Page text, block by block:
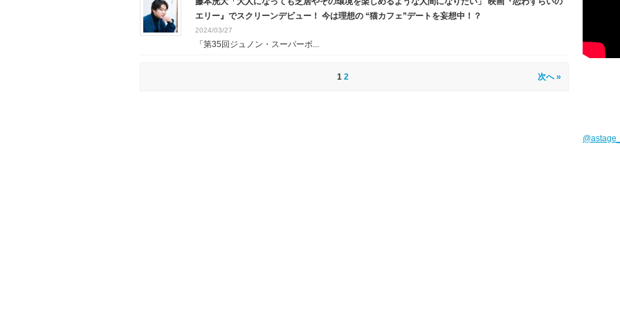
エリー』でスクリーンデビュー！ 今は理想の “猫カフェ”デートを妄想中！？
2024/03/27
「第35回ジュノン・スーパーボ...
1 2 次へ »